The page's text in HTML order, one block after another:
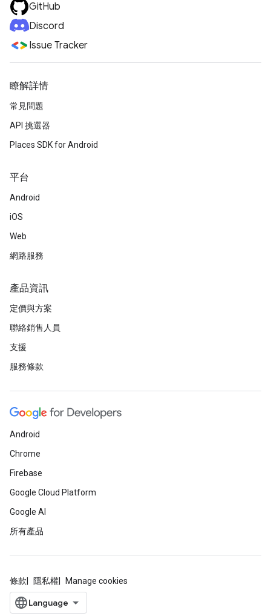
GitHub
Discord
Issue Tracker
瞭解詳情
常見問題
API 挑選器
Places SDK for Android
平台
Android
iOS
Web
網路服務
產品資訊
定價與方案
聯絡銷售人員
支援
服務條款
Android
Chrome
Firebase
Google Cloud Platform
Google AI
所有產品
條款 隱私權 Manage cookies